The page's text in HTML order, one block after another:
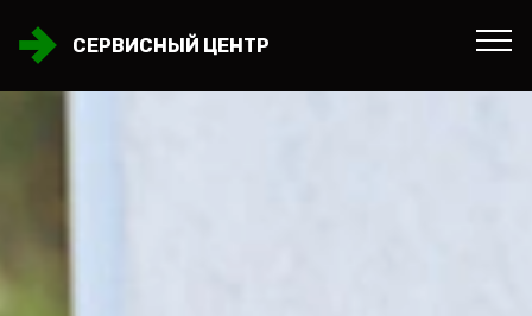
СЕРВИСНЫЙ ЦЕНТР